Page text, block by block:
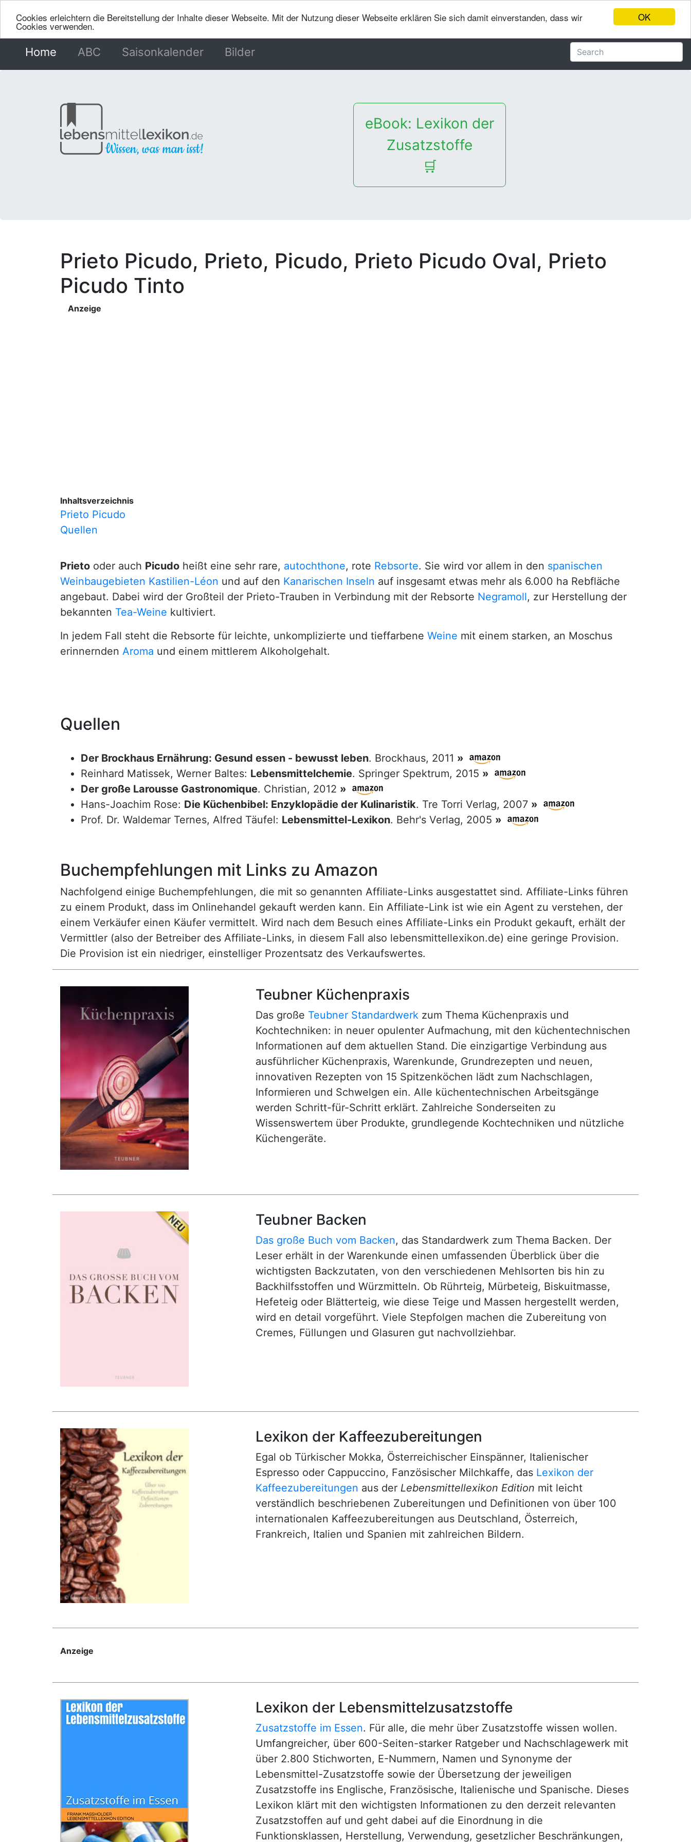
OK
Cookies erleichtern die Bereitstellung der Inhalte dieser Webseite. Mit der Nutzung dieser Webseite erklären Sie sich damit einverstanden, dass wir
Cookies verwenden.
Home (current)
ABC Saisonkalender Bilder
eBook: Lexikon der
Zusatzstoffe
🛒
Prieto Picudo, Prieto, Picudo, Prieto Picudo Oval, Prieto
Picudo Tinto
Anzeige
Inhaltsverzeichnis
Prieto Picudo
Quellen
Prieto oder auch Picudo heißt eine sehr rare, autochthone, rote Rebsorte. Sie wird vor allem in den spanischen
Weinbaugebieten Kastilien-Léon und auf den Kanarischen Inseln auf insgesamt etwas mehr als 6.000 ha Rebfläche
angebaut. Dabei wird der Großteil der Prieto-Trauben in Verbindung mit der Rebsorte Negramoll, zur Herstellung der
bekannten Tea-Weine kultiviert.
In jedem Fall steht die Rebsorte für leichte, unkomplizierte und tieffarbene Weine mit einem starken, an Moschus
erinnernden Aroma und einem mittlerem Alkoholgehalt.
Quellen
Der Brockhaus Ernährung: Gesund essen - bewusst leben. Brockhaus, 2011 »
Reinhard Matissek, Werner Baltes: Lebensmittelchemie. Springer Spektrum, 2015 »
Der große Larousse Gastronomique. Christian, 2012 »
Hans-Joachim Rose: Die Küchenbibel: Enzyklopädie der Kulinaristik. Tre Torri Verlag, 2007 »
Prof. Dr. Waldemar Ternes, Alfred Täufel: Lebensmittel-Lexikon. Behr's Verlag, 2005 »
Buchempfehlungen mit Links zu Amazon
Nachfolgend einige Buchempfehlungen, die mit so genannten Affiliate-Links ausgestattet sind. Affiliate-Links führen
zu einem Produkt, dass im Onlinehandel gekauft werden kann. Ein Affiliate-Link ist wie ein Agent zu verstehen, der
einem Verkäufer einen Käufer vermittelt. Wird nach dem Besuch eines Affiliate-Links ein Produkt gekauft, erhält der
Vermittler (also der Betreiber des Affiliate-Links, in diesem Fall also lebensmittellexikon.de) eine geringe Provision.
Die Provision ist ein niedriger, einstelliger Prozentsatz des Verkaufswertes.
Teubner Küchenpraxis
Das große Teubner Standardwerk zum Thema Küchenpraxis und
Kochtechniken: in neuer opulenter Aufmachung, mit den küchentechnischen
Informationen auf dem aktuellen Stand. Die einzigartige Verbindung aus
ausführlicher Küchenpraxis, Warenkunde, Grundrezepten und neuen,
innovativen Rezepten von 15 Spitzenköchen lädt zum Nachschlagen,
Informieren und Schwelgen ein. Alle küchentechnischen Arbeitsgänge
werden Schritt-für-Schritt erklärt. Zahlreiche Sonderseiten zu
Wissenswertem über Produkte, grundlegende Kochtechniken und nützliche
Küchengeräte.
Teubner Backen
Das große Buch vom Backen, das Standardwerk zum Thema Backen. Der
Leser erhält in der Warenkunde einen umfassenden Überblick über die
wichtigsten Backzutaten, von den verschiedenen Mehlsorten bis hin zu
Backhilfsstoffen und Würzmitteln. Ob Rührteig, Mürbeteig, Biskuitmasse,
Hefeteig oder Blätterteig, wie diese Teige und Massen hergestellt werden,
wird en detail vorgeführt. Viele Stepfolgen machen die Zubereitung von
Cremes, Füllungen und Glasuren gut nachvollziehbar.
Lexikon der Kaffeezubereitungen
Egal ob Türkischer Mokka, Österreichischer Einspänner, Italienischer
Espresso oder Cappuccino, Fanzösischer Milchkaffe, das Lexikon der
Kaffeezubereitungen aus der Lebensmittellexikon Edition mit leicht
verständlich beschriebenen Zubereitungen und Definitionen von über 100
internationalen Kaffeezubereitungen aus Deutschland, Österreich,
Frankreich, Italien und Spanien mit zahlreichen Bildern.
Anzeige
Lexikon der Lebensmittelzusatzstoffe
Zusatzstoffe im Essen. Für alle, die mehr über Zusatzstoffe wissen wollen.
Umfangreicher, über 600-Seiten-starker Ratgeber und Nachschlagewerk mit
über 2.800 Stichworten, E-Nummern, Namen und Synonyme der
Lebensmittel-Zusatzstoffe sowie der Übersetzung der jeweiligen
Zusatzstoffe ins Englische, Französische, Italienische und Spanische. Dieses
Lexikon klärt mit den wichtigsten Informationen zu den derzeit relevanten
Zusatzstoffen auf und geht dabei auf die Einordnung in die
Funktionsklassen, Herstellung, Verwendung, gesetzlicher Beschränkungen,